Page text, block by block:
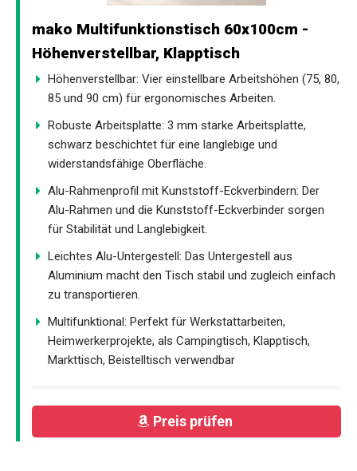
mako Multifunktionstisch 60x100cm -
Höhenverstellbar, Klapptisch
Höhenverstellbar: Vier einstellbare Arbeitshöhen (75, 80,
85 und 90 cm) für ergonomisches Arbeiten.
Robuste Arbeitsplatte: 3 mm starke Arbeitsplatte,
schwarz beschichtet für eine langlebige und
widerstandsfähige Oberfläche.
Alu-Rahmenprofil mit Kunststoff-Eckverbindern: Der
Alu-Rahmen und die Kunststoff-Eckverbinder sorgen
für Stabilität und Langlebigkeit.
Leichtes Alu-Untergestell: Das Untergestell aus
Aluminium macht den Tisch stabil und zugleich einfach
zu transportieren.
Multifunktional: Perfekt für Werkstattarbeiten,
Heimwerkerprojekte, als Campingtisch, Klapptisch,
Markttisch, Beistelltisch verwendbar
Preis prüfen